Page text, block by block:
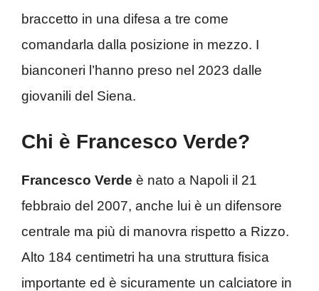
braccetto in una difesa a tre come
comandarla dalla posizione in mezzo. I
bianconeri l’hanno preso nel 2023 dalle
giovanili del Siena.
Chi è Francesco Verde?
Francesco Verde è nato a Napoli il 21
febbraio del 2007, anche lui è un difensore
centrale ma più di manovra rispetto a Rizzo.
Alto 184 centimetri ha una struttura fisica
importante ed è sicuramente un calciatore in